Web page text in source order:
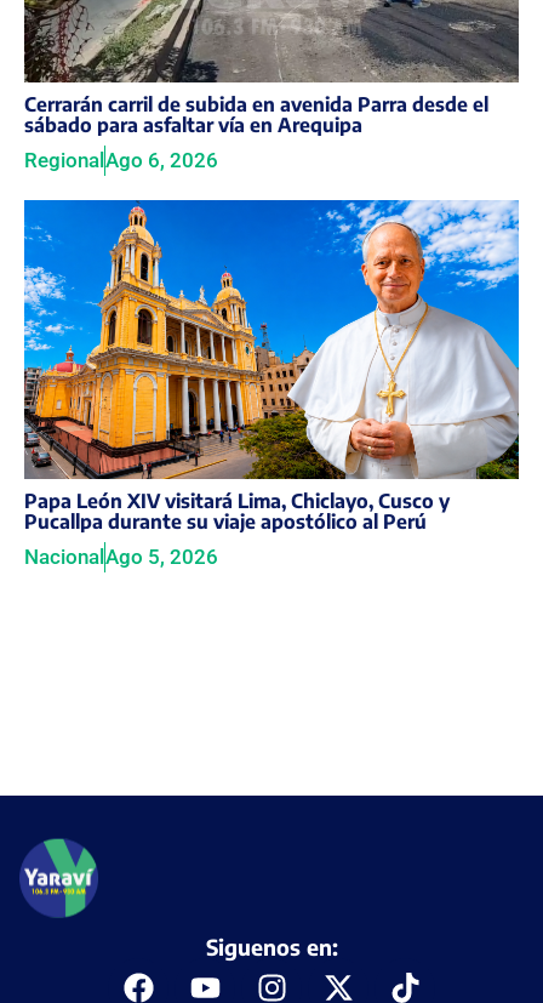
Cerrarán carril de subida en avenida Parra desde el
sábado para asfaltar vía en Arequipa
Regional Ago 6, 2026
Papa León XIV visitará Lima, Chiclayo, Cusco y
Pucallpa durante su viaje apostólico al Perú
NacionalAgo 5, 2026
Siguenos en: